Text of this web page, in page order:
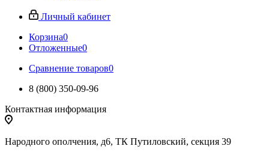
Личный кабинет
Корзина0
Отложенные0
Сравнение товаров0
8 (800) 350-09-96
Контактная информация
Народного ополчения, д6, ТК Путиловский, секция 39